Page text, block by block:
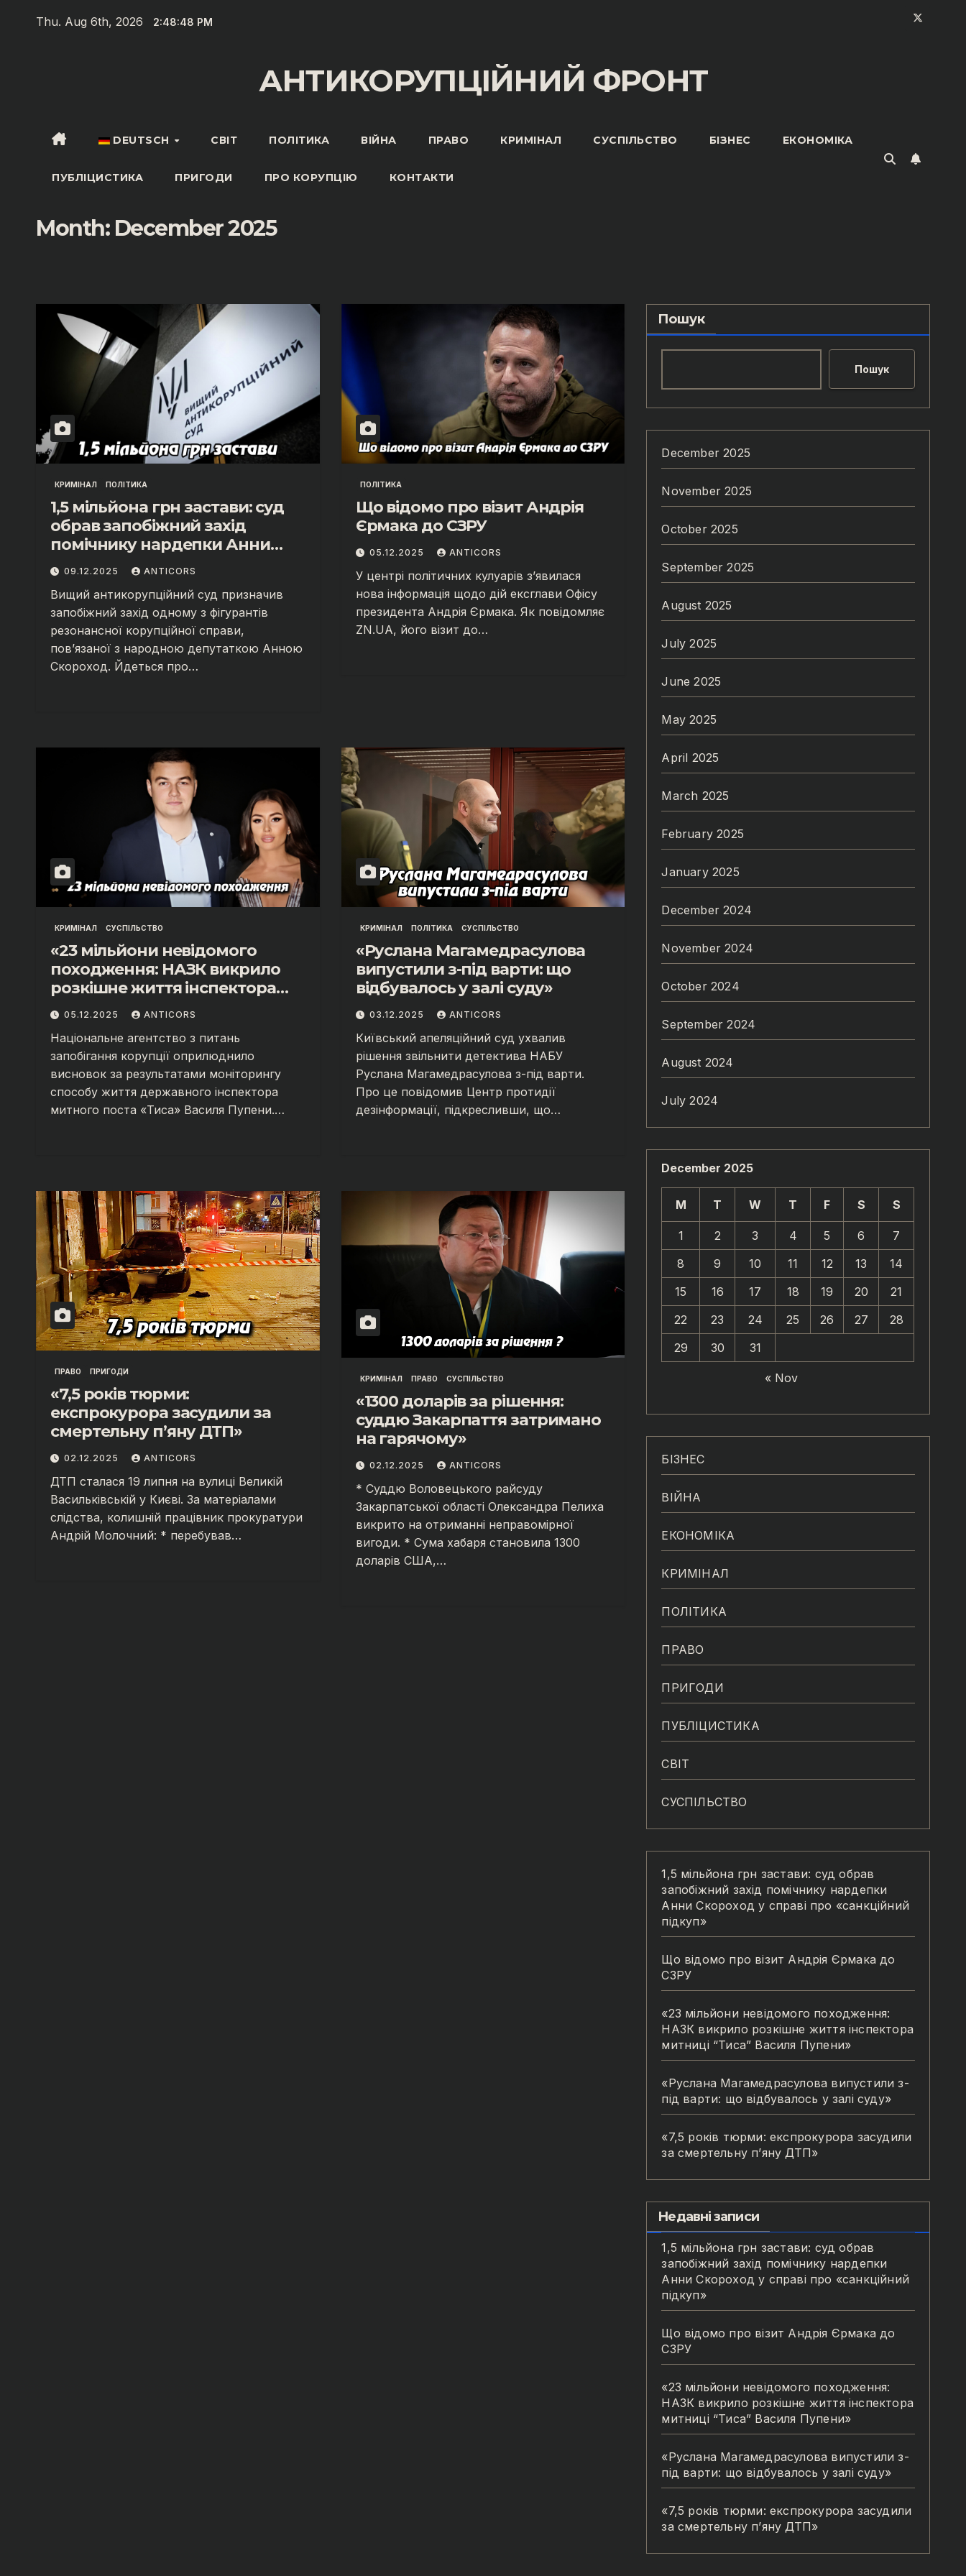
Thu. Aug 6th, 2026 2:48:49 PM
АНТИКОРУПЦІЙНИЙ ФРОНТ
DEUTSCH СВІТ ПОЛІТИКА ВІЙНА ПРАВО КРИМІНАЛ СУСПІЛЬСТВО БІЗНЕС ЕКОНОМІКА
ПУБЛІЦИСТИКА ПРИГОДИ ПРО КОРУПЦІЮ КОНТАКТИ
Month: December 2025
КРИМІНАЛ ПОЛІТИКА
1,5 мільйона грн застави: суд
обрав запобіжний захід
помічнику нардепки Анни
Скороход у справі про
«санкційний підкуп»
09.12.2025 ANTICORS
Вищий антикорупційний суд призначив
запобіжний захід одному з фігурантів
резонансної корупційної справи,
пов’язаної з народною депутаткою Анною
Скороход. Йдеться про…
ПОЛІТИКА
Що відомо про візит Андрія
Єрмака до СЗРУ
05.12.2025 ANTICORS
У центрі політичних кулуарів з’явилася
нова інформація щодо дій ексглави Офісу
президента Андрія Єрмака. Як повідомляє
ZN.UA, його візит до…
КРИМІНАЛ СУСПІЛЬСТВО
«23 мільйони невідомого
походження: НАЗК викрило
розкішне життя інспектора
митниці “Тиса” Василя
Пупени»
05.12.2025 ANTICORS
Національне агентство з питань
запобігання корупції оприлюднило
висновок за результатами моніторингу
способу життя державного інспектора
митного поста «Тиса» Василя Пупени.…
КРИМІНАЛ ПОЛІТИКА СУСПІЛЬСТВО
«Руслана Магамедрасулова
випустили з-під варти: що
відбувалось у залі суду»
03.12.2025 ANTICORS
Київський апеляційний суд ухвалив
рішення звільнити детектива НАБУ
Руслана Магамедрасулова з-під варти.
Про це повідомив Центр протидії
дезінформації, підкресливши, що…
ПРАВО ПРИГОДИ
«7,5 років тюрми:
експрокурора засудили за
смертельну п’яну ДТП»
02.12.2025 ANTICORS
ДТП сталася 19 липня на вулиці Великій
Васильківській у Києві. За матеріалами
слідства, колишній працівник прокуратури
Андрій Молочний: * перебував…
КРИМІНАЛ ПРАВО СУСПІЛЬСТВО
«1300 доларів за рішення:
суддю Закарпаття затримано
на гарячому»
02.12.2025 ANTICORS
* Суддю Воловецького райсуду
Закарпатської області Олександра Пелиха
викрито на отриманні неправомірної
вигоди. * Сума хабаря становила 1300
доларів США,…
Пошук
Пошук
December 2025
November 2025
October 2025
September 2025
August 2025
July 2025
June 2025
May 2025
April 2025
March 2025
February 2025
January 2025
December 2024
November 2024
October 2024
September 2024
August 2024
July 2024
December 2025
M T W T F S S
1 2 3 4 5 6
7
8
9 10 11 12 13
14
15
16 17 18 19 20
21
22
23 24 25 26 27
28
29
30 31
« Nov
БІЗНЕС
ВІЙНА
ЕКОНОМІКА
КРИМІНАЛ
ПОЛІТИКА
ПРАВО
ПРИГОДИ
ПУБЛІЦИСТИКА
СВІТ
СУСПІЛЬСТВО
1,5 мільйона грн застави: суд обрав
запобіжний захід помічнику нардепки
Анни Скороход у справі про «санкційний
підкуп»
Що відомо про візит Андрія Єрмака до
СЗРУ
«23 мільйони невідомого походження:
НАЗК викрило розкішне життя інспектора
митниці “Тиса” Василя Пупени»
«Руслана Магамедрасулова випустили з-
під варти: що відбувалось у залі суду»
«7,5 років тюрми: експрокурора засудили
за смертельну п’яну ДТП»
Недавні записи
1,5 мільйона грн застави: суд обрав
запобіжний захід помічнику нардепки
Анни Скороход у справі про «санкційний
підкуп»
Що відомо про візит Андрія Єрмака до
СЗРУ
«23 мільйони невідомого походження:
НАЗК викрило розкішне життя інспектора
митниці “Тиса” Василя Пупени»
«Руслана Магамедрасулова випустили з-
під варти: що відбувалось у залі суду»
«7,5 років тюрми: експрокурора засудили
за смертельну п’яну ДТП»